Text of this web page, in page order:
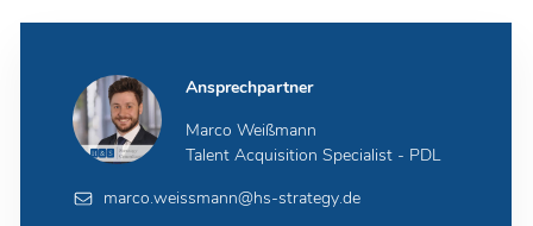
Ansprechpartner
Marco Weißmann
Talent Acquisition Specialist - PDL
marco.weissmann@hs-strategy.de